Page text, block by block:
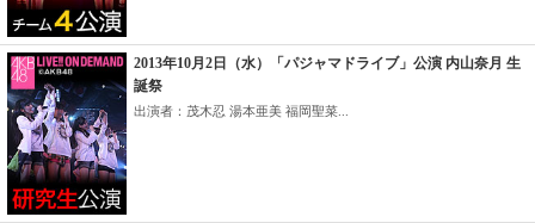
2013年10月2日（水）「パジャマドライブ」公演 内山奈月 生
誕祭
出演者：茂木忍 湯本亜美 福岡聖菜...